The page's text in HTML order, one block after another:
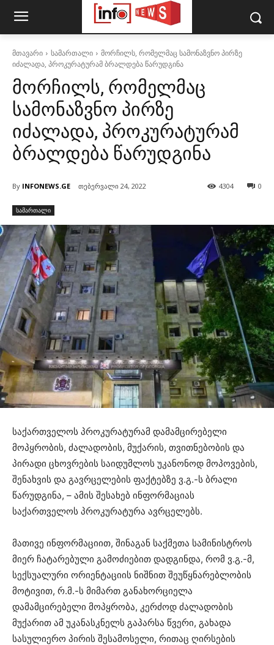
მთავარი სამართალი
მორჩილს, რომელმაც სამონაზვნო პირზე
იძალადა, პროკურატურამ ბრალდება წარუდგინა
მორჩილს, რომელმაც
სამონაზვნო პირზე
იძალადა, პროკურატურამ
ბრალდება წარუდგინა
By INFONEWS.GE თებერვალი 24, 2022 0
4304
სამართალი
საქართველოს პროკურატურამ დამამცირებელი
მოპყრობის, ძალადობის, მუქარის, თვითნებობის და
პირადი ცხოვრების საიდუმლოს უკანონოდ მოპოვების,
შენახვის და გავრცელების ფაქტებზე ვ.გ.-ს ბრალი
წარუდგინა, – ამის შესახებ ინფორმაციას
საქართველოს პროკურატურა ავრცელებს.
მათივე ინფორმაციით, შინაგან საქმეთა სამინისტროს
მიერ ჩატარებული გამოძიებით დადგინდა, რომ ვ.გ.-მ,
სექსუალური ორიენტაციის ნიშნით შეუწყნარებლობის
მოტივით, რ.მ.-ს მიმართ განახორციელა
დამამცირებელი მოპყრობა, კერძოდ ძალადობის
მუქარით ამ უკანასკნელს გაპარსა წვერი, გახადა
სასულიერო პირის შესამოსელი, რითაც ღირსების